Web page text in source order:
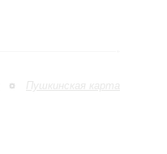
Пушкинская карта